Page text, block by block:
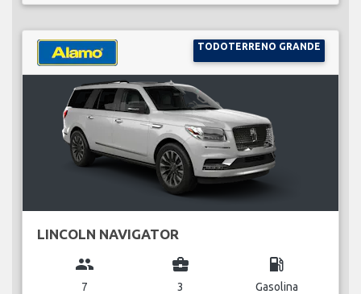
TODOTERRENO GRANDE
LINCOLN NAVIGATOR
group
7
business_center
3
local_gas_station
Gasolina